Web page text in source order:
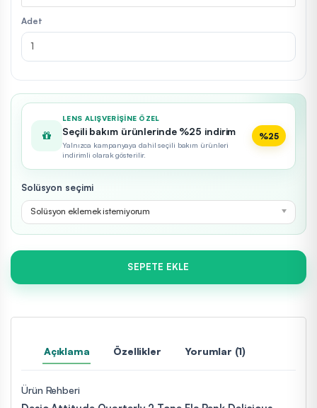
Adet
LENS ALIŞVERIŞINE ÖZEL
Seçili bakım ürünlerinde %25 indirim
Yalnızca kampanyaya dahil seçili bakım ürünleri
indirimli olarak gösterilir.
%25
Solüsyon seçimi
Solüsyon eklemek istemiyorum
SEPETE EKLE
Açıklama Özellikler Yorumlar (1)
Ürün Rehberi